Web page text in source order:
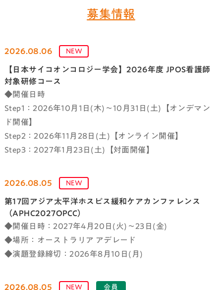
募集情報
2026.08.06 NEW
【日本サイコオンコロジー学会】2026年度 JPOS看護師
対象研修コース
◆開催日時
Step1：2026年10月1日(木)～10月31日(土)【オンデマン
ド開催】
Step2：2026年11月28日(土)【オンライン開催】
Step3：2027年1月23日(土)【対面開催】
2026.08.05 NEW
第17回アジア太平洋ホスピス緩和ケアカンファレンス
（APHC2027OPCC）
◆開催日時：2027年4月20日(火)～23日(金)
◆場所：オーストラリア アデレード
◆演題登録締切：2026年8月10日(月)
2026.08.05 NEW 会員